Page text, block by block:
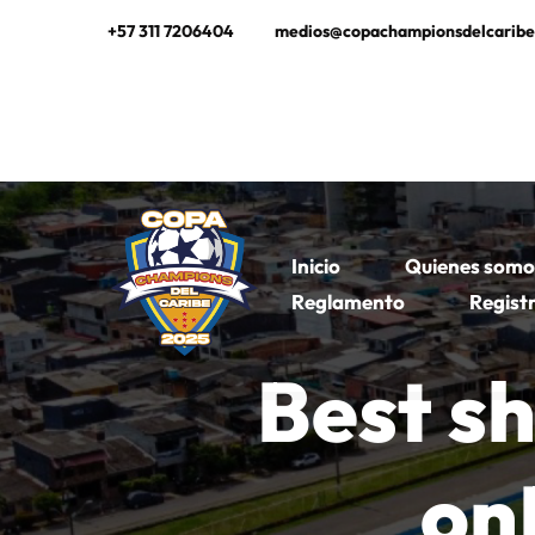
+57 311 7206404
Inicio
Quienes
Reglamento
Best